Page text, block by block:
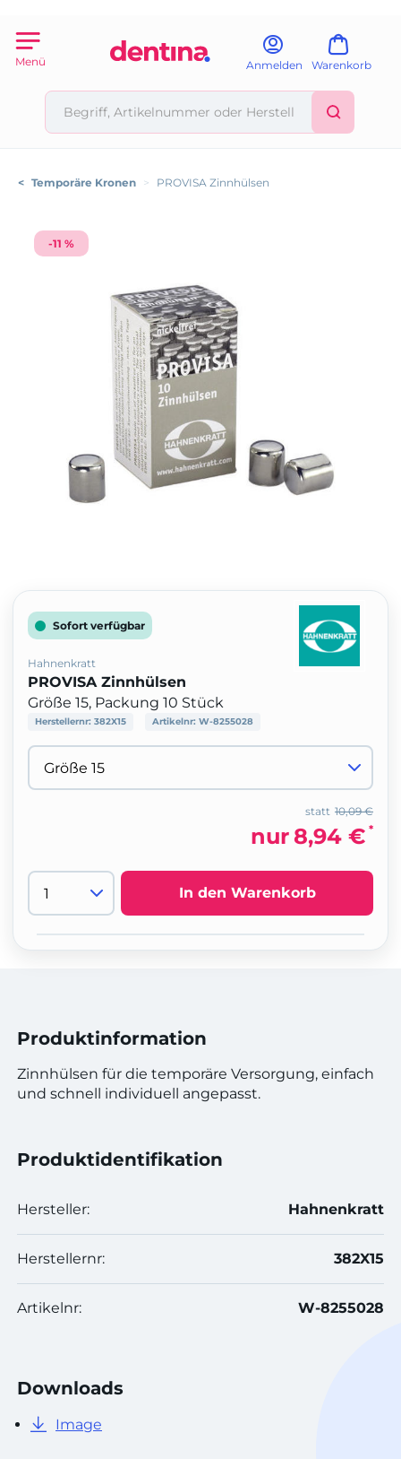
Menü Anmelden Warenkorb
< Temporäre Kronen > PROVISA Zinnhülsen
-11 %
Sofort verfügbar
Hahnenkratt
PROVISA Zinnhülsen
Größe 15, Packung 10 Stück
Herstellernr: 382X15 Artikelnr: W-8255028
10,09 €
statt
nur 8,94 € *
In den Warenkorb
Produktinformation
Zinnhülsen für die temporäre Versorgung, einfach
und schnell individuell angepasst.
Produktidentifikation
Hersteller: Hahnenkratt
Herstellernr: 382X15
Artikelnr: W-8255028
Downloads
Image